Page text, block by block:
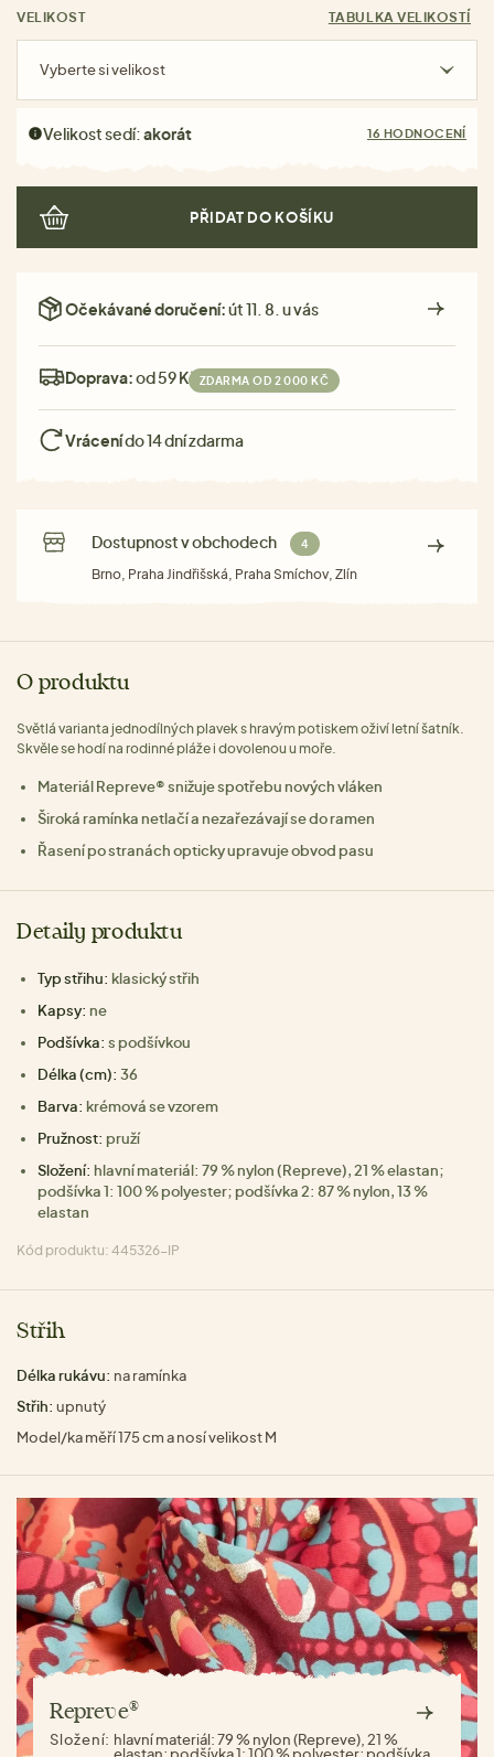
VELIKOST TABULKA VELIKOSTÍ
Vyberte si velikost
Velikost sedí:akorát 16 HODNOCENÍ
PŘIDAT DO KOŠÍKU
Očekávané doručení:út 11. 8. u vás
Doprava:od 59 Kč ZDARMA OD 2 000 KČ
Vrácenído 14 dní zdarma
Dostupnost v obchodech 4
Brno, Praha Jindřišská, Praha Smíchov, Zlín
O produktu
Světlá varianta jednodílných plavek s hravým potiskem oživí letní šatník.
Skvěle se hodí na rodinné pláže i dovolenou u moře.
Materiál Repreve® snižuje spotřebu nových vláken
Široká ramínka netlačí a nezařezávají se do ramen
Řasení po stranách opticky upravuje obvod pasu
Detaily produktu
Typ střihu: klasický střih
Kapsy: ne
Podšívka: s podšívkou
Délka (cm): 36
Barva: krémová se vzorem
Pružnost: pruží
Složení: hlavní materiál: 79 % nylon (Repreve), 21 % elastan;
podšívka 1: 100 % polyester; podšívka 2: 87 % nylon, 13 %
elastan
Kód produktu: 445326-IP
Střih
Délka rukávu: na ramínka
Střih: upnutý
Model/ka měří 175 cm a nosí velikost M
Repreve®
Složení: hlavní materiál: 79 % nylon (Repreve), 21 %
elastan; podšívka 1: 100 % polyester; podšívka